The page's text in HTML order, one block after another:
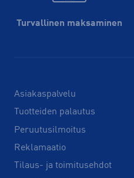
Turvallinen maksaminen
Asiakaspalvelu
Tuotteiden palautus
Peruutusilmoitus
Reklamaatio
Tilaus- ja toimitusehdot